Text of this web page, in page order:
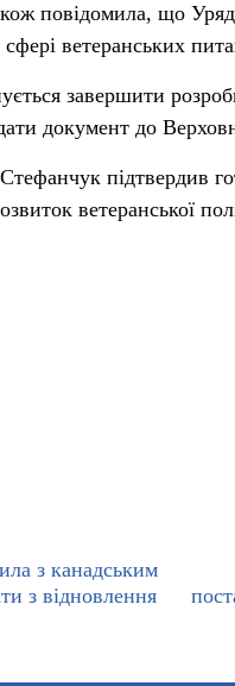
повідомила, що
ветеранських
завершити
документ до
підтвердив
ветеранської
з канадським
з відновлення